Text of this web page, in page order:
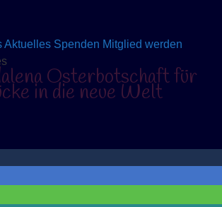
Aktuelles Spenden Mitglied werden
Osterbotschaft für
in die neue Welt